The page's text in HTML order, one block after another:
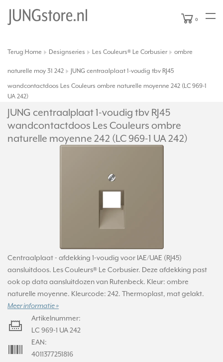
0
Terug Home Designseries Les Couleurs® Le Corbusier ombre
naturelle moy 31 242 JUNG centraalplaat 1-voudig tbv RJ45
wandcontactdoos Les Couleurs ombre naturelle moyenne 242 (LC 969-1
UA 242)
JUNG centraalplaat 1-voudig tbv RJ45
wandcontactdoos Les Couleurs ombre
naturelle moyenne 242 (LC 969-1 UA 242)
Centraalplaat - afdekking 1-voudig voor IAE/UAE (RJ45)
aansluitdoos. Les Couleurs® Le Corbusier. Deze afdekking past
ook op data aansluitdozen van Rutenbeck. Kleur: ombre
naturelle moyenne. Kleurcode: 242. Thermoplast, mat gelakt.
Meer informatie »
Artikelnummer:
LC 969-1 UA 242
EAN:
4011377251816